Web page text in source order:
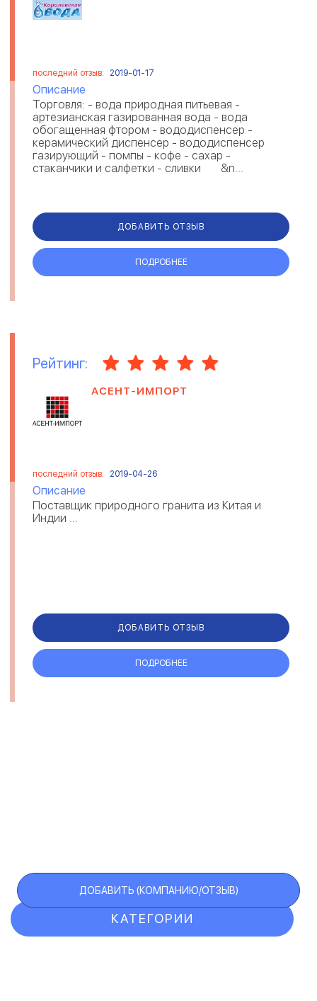
последний отзыв: 2019-01-17
Описание
Торговля: - вода природная питьевая -
артезианская газированная вода - вода
обогащенная фтором - вододиспенсер -
керамический диспенсер - вододиспенсер
газирующий - помпы - кофе - сахар -
стаканчики и салфетки - сливки &n...
ДОБАВИТЬ ОТЗЫВ
ПОДРОБНЕЕ
Рейтинг:
АСЕНТ-ИМПОРТ
последний отзыв: 2019-04-26
Описание
Поставщик природного гранита из Китая и
Индии ...
ДОБАВИТЬ ОТЗЫВ
ПОДРОБНЕЕ
КАТЕГОРИИ
ДОБАВИТЬ (КОМПАНИЮ/ОТЗЫВ)